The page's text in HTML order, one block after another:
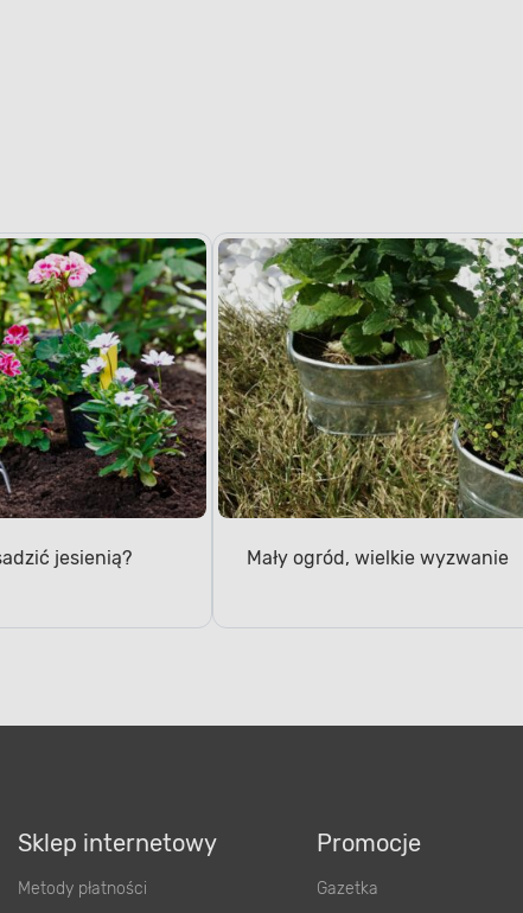
jesienią? Mały ogród, wielkie wyzwanie
Sklep internetowy
Metody płatności
Promocje
Gazetka